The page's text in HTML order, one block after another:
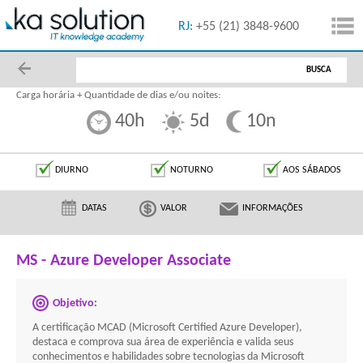
(11) 5091-1616 RJ: +55 (21) 3848-9600
BUSCA
Carga horária + Quantidade de dias e/ou noites:
40h 5d 10n
DIURNO NOTURNO AOS SÁBADOS
DATAS VALOR INFORMAÇÕES
MS - Azure Developer Associate
Objetivo:
A certificação MCAD (Microsoft Certified Azure Developer),
destaca e comprova sua área de experiência e valida seus
conhecimentos e habilidades sobre tecnologias da Microsoft